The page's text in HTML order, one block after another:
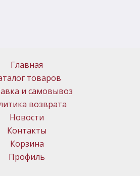
Главная
товаров
и самовывоз
возврата
Новости
Контакты
Корзина
Профиль